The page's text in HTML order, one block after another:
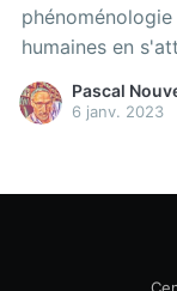
humaines en
élaboration
et de narration.
Pascal
6 janv. 2023